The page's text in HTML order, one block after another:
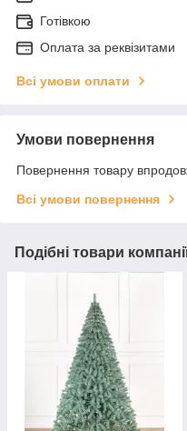
Готівкою
Оплата за реквізитами
Всі умови оплати
Умови повернення
Повернення товару
Всі умови повернення
Подібні товари